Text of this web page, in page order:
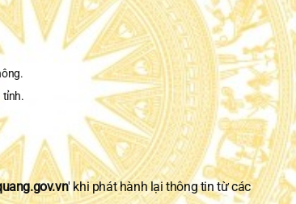
tỉnh.
' khi phát hành lại thông tin từ các